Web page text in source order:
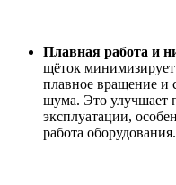
Плавная работа и
щёток минимизирует
плавное вращение и
шума. Это улучшает
эксплуатации,
работа оборудования.